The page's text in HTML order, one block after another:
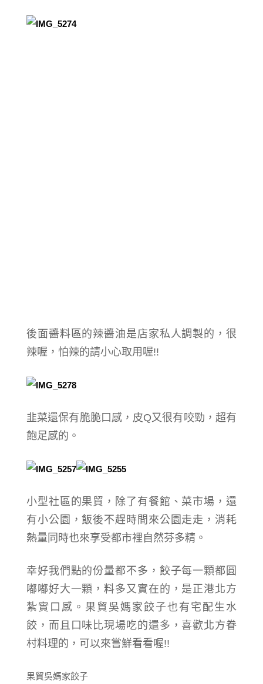
後面醬料區的辣醬油是店家私人調製的，很
辣喔，怕辣的請小心取用喔!!
韭菜還保有脆脆口感，皮Q又很有咬勁，超有
飽足感的。
小型社區的果貿，除了有餐館、菜市場，還
有小公園，飯後不趕時間來公園走走，消耗
熱量同時也來享受都市裡自然芬多精。
幸好我們點的份量都不多，餃子每一顆都圓
嘟嘟好大一顆，料多又實在的，是正港北方
紮實口感。果貿吳媽家餃子也有宅配生水
餃，而且口味比現場吃的還多，喜歡北方眷
村料理的，可以來嘗鮮看看喔!!
果貿吳媽家餃子